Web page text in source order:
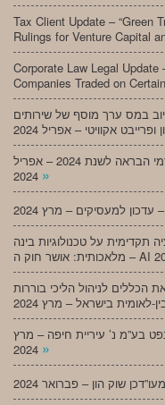
Tax Client Update – “Green
Rulings for Venture Capital
Corporate Law Legal
Companies Traded on
במס ערך מוסף של שירותים
מעו”דכן יחסי עבודה – הקפאה והפחתה של דמי הבראה לשנת 2024 – אפריל
»
תקדימית על טכנולוגיות בינה
הכללים לניהול הליכי בוררות
בע”מ נ’ עיריית חיפה – מרץ
»